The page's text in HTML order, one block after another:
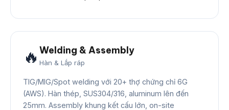
🔥 Welding & Assembly
Hàn & Lắp ráp
TIG/MIG/Spot welding với 20+ thợ chứng chỉ 6G
(AWS). Hàn thép, SUS304/316, aluminum lên đến
25mm. Assembly khung kết cấu lớn, on-site